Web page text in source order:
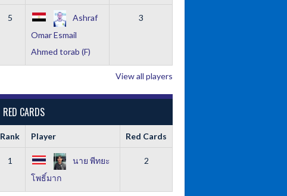
5
Ashraf
Omar Esmail
Ahmed torab (F)
3
View all players
RED CARDS
Rank Player Red Cards
1
นาย พีทยะ
โพธิ์มาก
2